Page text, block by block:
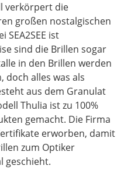
verkörpert die
großen nostalgischen
SEA2SEE ist
sind die Brillen sogar
in den Brillen werden
doch alles was als
aus dem Granulat
Thulia ist zu 100%
gemacht. Die Firma
erworben, damit
zum Optiker
geschieht.